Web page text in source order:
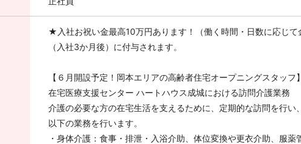
★入社お祝い金最高10万円あります！（働く時間・日数に応じ
（入社3か月後）に付与されます。
【６月開設予定！岡本エリアの高齢者住宅オープニングスタッフ
在宅医療支援センター ハートハウス成城における訪問介護業務
介護の必要な方の在宅生活を支えるために、定期的な訪問を行い
以下の業務を行います。
・身体介護：食事・排泄・入浴介助、体位変換や更衣介助、服薬